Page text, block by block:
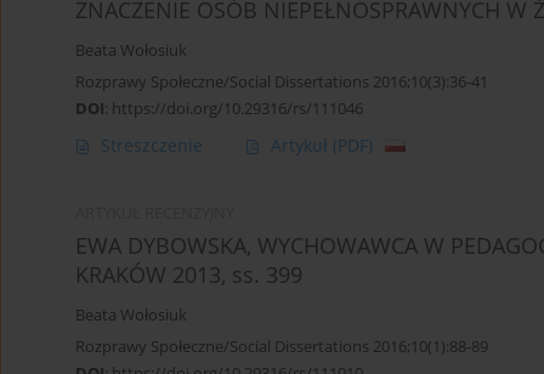
ZNACZENIE OSÓB NIEPEŁNOSPRAWNYCH W
Beata Wołosiuk
Rozprawy Społeczne/Social Dissertations 2016;10(3):36-41
DOI: https://doi.org/10.29316/rs/111046
Streszczenie Artykuł (PDF)
EWA DYBOWSKA, WYCHOWAWCA W
KRAKÓW 2013, ss. 399
Beata Wołosiuk
Rozprawy Społeczne/Social Dissertations 2016;10(1):88-89